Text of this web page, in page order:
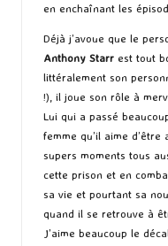
en enchaînant les
Déjà j’avoue que le
Anthony Starr est tout
littéralement son
!), il joue son rôle à
Lui qui a passé
femme qu’il aime
supers moments tous
cette prison et en
sa vie et pourtant sa
quand il se retrouve à
J’aime beaucoup le